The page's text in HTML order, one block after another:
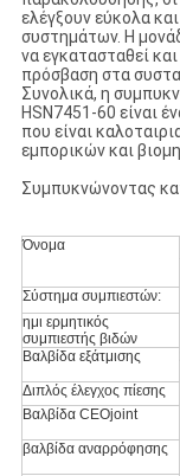
ελέγξουν εύκολα
συστημάτων. Η
να εγκατασταθεί
πρόσβαση στα
Συνολικά, η
HSN7451-60 είναι
που είναι
εμπορικών και
Συμπυκνώνοντας
Όνομα
Σύστημα συμπιεστών:
ημι ερμητικός
συμπιεστής βιδών
Βαλβίδα εξάτμισης
Διπλός έλεγχος πίεσης
Βαλβίδα CEOjoint
βαλβίδα αναρρόφησης